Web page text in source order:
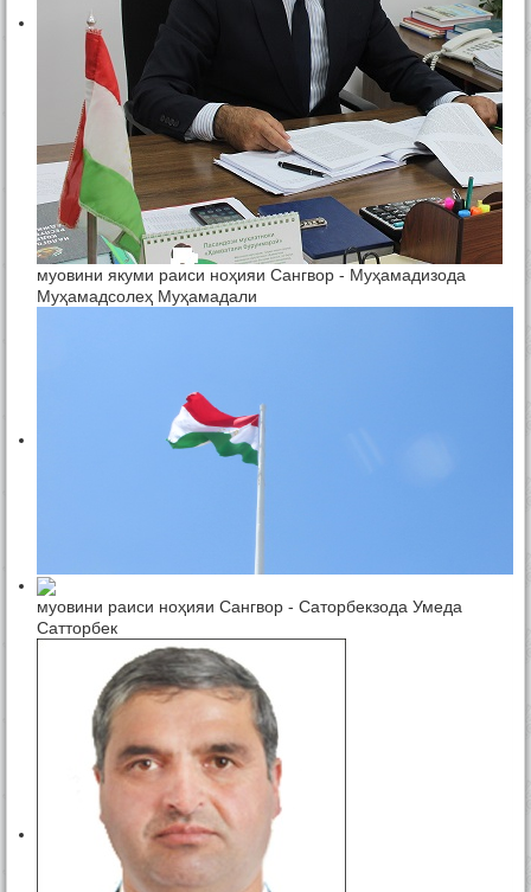
муовини якуми раиси ноҳияи Сангвор - Муҳамадизода
Муҳамадсолеҳ Муҳамадали
муовини раиси ноҳияи Сангвор - Саторбекзода Умеда
Сатторбек